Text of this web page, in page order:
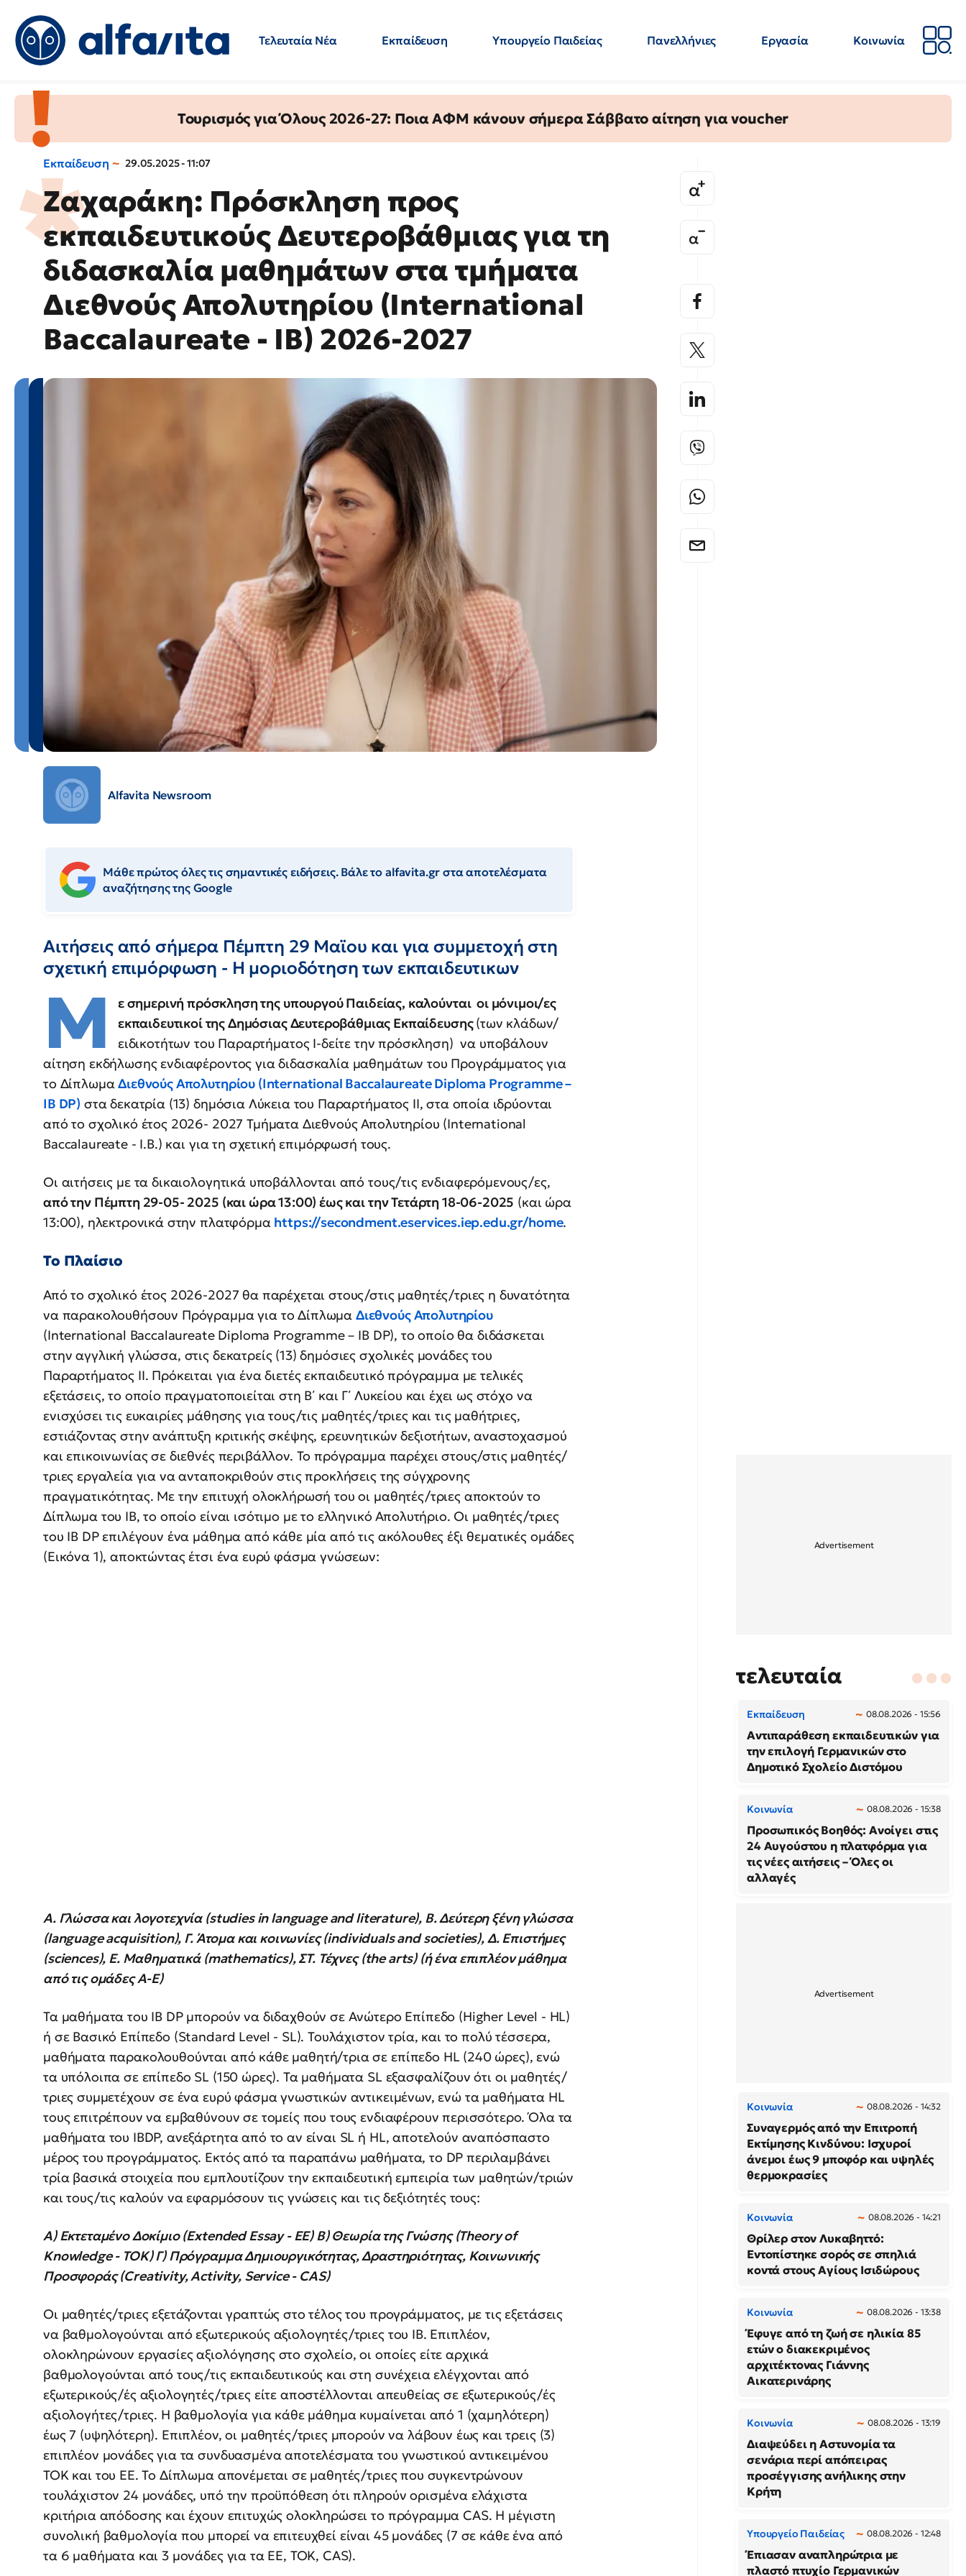
Τελευταία Νέα Εκπαίδευση Υπουργείο Παιδείας Πανελλήνιες Εργασία
Κοινωνία
Τουρισμός για Όλους 2026-27: Ποια ΑΦΜ κάνουν σήμερα Σάββατο αίτηση για voucher
Εκπαίδευση 29.05.2025 - 11:07
Ζαχαράκη: Πρόσκληση προς
εκπαιδευτικούς Δευτεροβάθμιας για τη
διδασκαλία μαθημάτων στα τμήματα
Διεθνούς Απολυτηρίου (International
Baccalaureate - IB) 2026-2027
Alfavita Newsroom
Μάθε πρώτος όλες τις σημαντικές ειδήσεις. Βάλε το alfavita.gr στα αποτελέσματα
αναζήτησης της Google
Αιτήσεις από σήμερα Πέμπτη 29 Μαϊου και για συμμετοχή στη
σχετική επιμόρφωση - Η μοριοδότηση των εκπαιδευτικων
Μ
ε σημερινή πρόσκληση της υπουργού Παιδείας, καλούνται οι μόνιμοι/ες
εκπαιδευτικοί της Δημόσιας Δευτεροβάθμιας Εκπαίδευσης(των κλάδων/
ειδικοτήτων του Παραρτήματος Ι-δείτε την πρόσκληση) να υποβάλουν
αίτηση εκδήλωσης ενδιαφέροντος για διδασκαλία μαθημάτων του Προγράμματος για
το ΔίπλωμαΔιεθνούς Απολυτηρίου (International Baccalaureate Diploma Programme –
IB DP) στα δεκατρία (13) δημόσια Λύκεια του Παραρτήματος ΙΙ, στα οποία ιδρύονται
από το σχολικό έτος 2026- 2027 Τμήματα Διεθνούς Απολυτηρίου (International
Baccalaureate - Ι.Β.) και για τη σχετική επιμόρφωσή τους.
Οι αιτήσεις με τα δικαιολογητικά υποβάλλονται από τους/τις ενδιαφερόμενους/ες,
από την Πέμπτη 29-05- 2025 (και ώρα 13:00) έως και την Τετάρτη 18-06-2025 (και ώρα
13:00), ηλεκτρονικά στην πλατφόρμα https://secondment.eservices.iep.edu.gr/home.
Το Πλαίσιο
Από το σχολικό έτος 2026-2027 θα παρέχεται στους/στις μαθητές/τριες η δυνατότητα
να παρακολουθήσουν Πρόγραμμα για το Δίπλωμα Διεθνούς Απολυτηρίου
(International Baccalaureate Diploma Programme – IB DP), το οποίο θα διδάσκεται
στην αγγλική γλώσσα, στις δεκατρείς (13) δημόσιες σχολικές μονάδες του
Παραρτήματος ΙΙ. Πρόκειται για ένα διετές εκπαιδευτικό πρόγραμμα με τελικές
εξετάσεις, το οποίο πραγματοποιείται στη Β΄ και Γ΄ Λυκείου και έχει ως στόχο να
ενισχύσει τις ευκαιρίες μάθησης για τους/τις μαθητές/τριες και τις μαθήτριες,
εστιάζοντας στην ανάπτυξη κριτικής σκέψης, ερευνητικών δεξιοτήτων, αναστοχασμού
και επικοινωνίας σε διεθνές περιβάλλον. Το πρόγραμμα παρέχει στους/στις μαθητές/
τριες εργαλεία για να ανταποκριθούν στις προκλήσεις της σύγχρονης
πραγματικότητας. Με την επιτυχή ολοκλήρωσή του οι μαθητές/τριες αποκτούν το
Δίπλωμα του ΙΒ, το οποίο είναι ισότιμο με το ελληνικό Απολυτήριο. Οι μαθητές/τριες
του IB DP επιλέγουν ένα μάθημα από κάθε μία από τις ακόλουθες έξι θεματικές ομάδες
(Εικόνα 1), αποκτώντας έτσι ένα ευρύ φάσμα γνώσεων:
Α. Γλώσσα και λογοτεχνία (studies in language and literature), Β. Δεύτερη ξένη γλώσσα
(language acquisition), Γ. Άτομα και κοινωνίες (individuals and societies), Δ. Επιστήμες
(sciences), Ε. Μαθηματικά (mathematics), ΣΤ. Τέχνες (the arts) (ή ένα επιπλέον μάθημα
από τις ομάδες A-E)
Τα μαθήματα του ΙΒ DP μπορούν να διδαχθούν σε Ανώτερο Επίπεδο (Higher Level - HL)
ή σε Βασικό Επίπεδο (Standard Level - SL). Τουλάχιστον τρία, και το πολύ τέσσερα,
μαθήματα παρακολουθούνται από κάθε μαθητή/τρια σε επίπεδο HL (240 ώρες), ενώ
τα υπόλοιπα σε επίπεδο SL (150 ώρες). Τα μαθήματα SL εξασφαλίζουν ότι οι μαθητές/
τριες συμμετέχουν σε ένα ευρύ φάσμα γνωστικών αντικειμένων, ενώ τα μαθήματα HL
τους επιτρέπουν να εμβαθύνουν σε τομείς που τους ενδιαφέρουν περισσότερο. Όλα τα
μαθήματα του ΙΒDP, ανεξάρτητα από το αν είναι SL ή HL, αποτελούν αναπόσπαστο
μέρος του προγράμματος. Εκτός από τα παραπάνω μαθήματα, το DP περιλαμβάνει
τρία βασικά στοιχεία που εμπλουτίζουν την εκπαιδευτική εμπειρία των μαθητών/τριών
και τους/τις καλούν να εφαρμόσουν τις γνώσεις και τις δεξιότητές τους:
Α) Εκτεταμένο Δοκίμιο (Extended Essay - EE) Β) Θεωρία της Γνώσης (Theory of
Knowledge - TOK) Γ) Πρόγραμμα Δημιουργικότητας, Δραστηριότητας, Κοινωνικής
Προσφοράς (Creativity, Activity, Service - CAS)
Οι μαθητές/τριες εξετάζονται γραπτώς στο τέλος του προγράμματος, με τις εξετάσεις
να βαθμολογούνται από εξωτερικούς αξιολογητές/τριες του ΙΒ. Επιπλέον,
ολοκληρώνουν εργασίες αξιολόγησης στο σχολείο, οι οποίες είτε αρχικά
βαθμολογούνται από τους/τις εκπαιδευτικούς και στη συνέχεια ελέγχονται από
εξωτερικούς/ές αξιολογητές/τριες είτε αποστέλλονται απευθείας σε εξωτερικούς/ές
αξιολογήτες/τριες. Η βαθμολογία για κάθε μάθημα κυμαίνεται από 1 (χαμηλότερη)
έως 7 (υψηλότερη). Επιπλέον, οι μαθητές/τριες μπορούν να λάβουν έως και τρεις (3)
επιπλέον μονάδες για τα συνδυασμένα αποτελέσματα του γνωστικού αντικειμένου
TOK και του EE. Το Δίπλωμα απονέμεται σε μαθητές/τριες που συγκεντρώνουν
τουλάχιστον 24 μονάδες, υπό την προϋπόθεση ότι πληρούν ορισμένα ελάχιστα
κριτήρια απόδοσης και έχουν επιτυχώς ολοκληρώσει το πρόγραμμα CAS. Η μέγιστη
συνολική βαθμολογία που μπορεί να επιτευχθεί είναι 45 μονάδες (7 σε κάθε ένα από
τα 6 μαθήματα και 3 μονάδες για τα EE, TOK, CAS).
τελευταία
Εκπαίδευση 08.08.2026 - 15:56
Αντιπαράθεση εκπαιδευτικών για
την επιλογή Γερμανικών στο
Δημοτικό Σχολείο Διστόμου
Κοινωνία 08.08.2026 - 15:38
Προσωπικός Βοηθός: Ανοίγει στις
24 Αυγούστου η πλατφόρμα για
τις νέες αιτήσεις – Όλες οι
αλλαγές
Κοινωνία 08.08.2026 - 14:32
Συναγερμός από την Επιτροπή
Εκτίμησης Κινδύνου: Ισχυροί
άνεμοι έως 9 μποφόρ και υψηλές
θερμοκρασίες
Κοινωνία 08.08.2026 - 14:21
Θρίλερ στον Λυκαβηττό:
Εντοπίστηκε σορός σε σπηλιά
κοντά στους Αγίους Ισιδώρους
Κοινωνία 08.08.2026 - 13:38
Έφυγε από τη ζωή σε ηλικία 85
ετών ο διακεκριμένος
αρχιτέκτονας Γιάννης
Αικατερινάρης
Κοινωνία 08.08.2026 - 13:19
Διαψεύδει η Αστυνομία τα
σενάρια περί απόπειρας
προσέγγισης ανήλικης στην
Κρήτη
Υπουργείο Παιδείας 08.08.2026 - 12:48
Έπιασαν αναπληρώτρια με
πλαστό πτυχίο Γερμανικών